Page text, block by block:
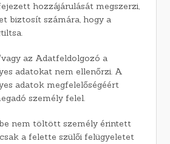
hozzájárulását megszerzi,
biztosít számára, hogy a
az Adatfeldolgozó a
adatokat nem ellenőrzi. A
adatok megfelelőségéért
személy felel.
nem töltött személy érintett
a felette szülői felügyeletet